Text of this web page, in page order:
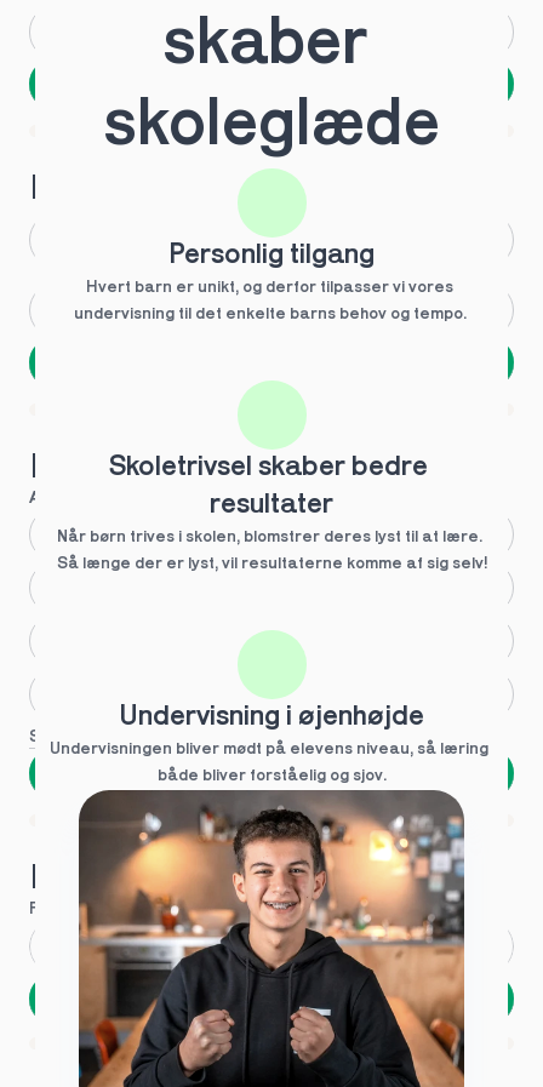
Andet Ved ikke
Spring over
1 ud af 9 for at finde den rette tutor
Hvilken årgang?
2.g Andet
Spring over
1 ud af 9 for at finde den rette tutor
Hvilke behov?
Anbefalet til dig
Fagligt boost
Se flere
Næste
Spring over
1 ud af 9 for at finde den rette tutor
Hvad hedder du?
Fornavn Efternavn*
Næste
Opbevares sikkert - oplysninger deles aldrig
1 ud af 9 for at finde den rette tutor
skaber
skoleglæde
Personlig tilgang
Hvert barn er unikt, og derfor tilpasser vi vores
undervisning til det enkelte barns behov og tempo.
Skoletrivsel skaber bedre
resultater
Når børn trives i skolen, blomstrer deres lyst til at lære.
Så længe der er lyst, vil resultaterne komme af sig selv!
Undervisning i øjenhøjde
Undervisningen bliver mødt på elevens niveau, så læring
både bliver forståelig og sjov.